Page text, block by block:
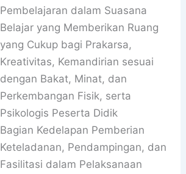
Pembelajaran dalam Suasana
Belajar yang Memberikan Ruang
yang Cukup bagi Prakarsa,
Kreativitas, Kemandirian sesuai
dengan Bakat, Minat, dan
Perkembangan Fisik, serta
Psikologis Peserta Didik
Bagian Kedelapan Pemberian
Keteladanan, Pendampingan, dan
Fasilitasi dalam Pelaksanaan